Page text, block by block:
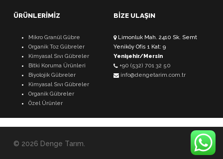
ÜRÜNLERİMİZ
Mikro Granül Gübre
Organik Toz Gübreler
Kimyasal Sıvı Gübreler
Bitki Koruma Ürünleri
Biyolojik Gübreler
Kimyasal Sıvı Gübreler
Organik Gübreler
Özel Ürünler
BİZE ULAŞIN
Limonluk Mah. 2410 Sk. Semt
Yeniköy Ofis 1 Kat: 9
Yenişehir/Mersin
+90 (532) 701 32 50
info@dengetarim.com.tr
© 2026 Denge Tarım.